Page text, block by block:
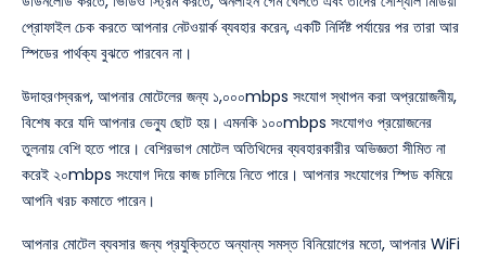
প্রোফাইল চেক করতে আপনার নেটওয়ার্ক ব্যবহার করেন, একটি নির্দিষ্ট পর্যায়ের পর তারা আর
স্পিডের পার্থক্য বুঝতে পারবেন না।
উদাহরণস্বরূপ, আপনার মোটেলের জন্য ১,০০০mbps সংযোগ স্থাপন করা অপ্রয়োজনীয়,
বিশেষ করে যদি আপনার ভেন্যু ছোট হয়। এমনকি ১০০mbps সংযোগও প্রয়োজনের
তুলনায় বেশি হতে পারে। বেশিরভাগ মোটেল অতিথিদের ব্যবহারকারীর অভিজ্ঞতা সীমিত না
করেই ২০mbps সংযোগ দিয়ে কাজ চালিয়ে নিতে পারে। আপনার সংযোগের স্পিড কমিয়ে
আপনি খরচ কমাতে পারেন।
আপনার মোটেল ব্যবসার জন্য প্রযুক্তিতে অন্যান্য সমস্ত বিনিয়োগের মতো, আপনার WiFi